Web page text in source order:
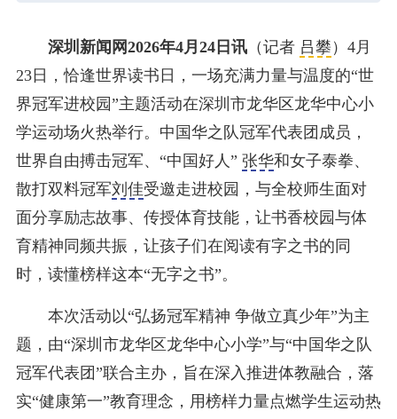
深圳新闻网2026年4月24日讯（记者 吕攀）4月
23日，恰逢世界读书日，一场充满力量与温度的“世
界冠军进校园”主题活动在深圳市龙华区龙华中心小
学运动场火热举行。中国华之队冠军代表团成员，
世界自由搏击冠军、“中国好人” 张华和女子泰拳、
散打双料冠军刘佳受邀走进校园，与全校师生面对
面分享励志故事、传授体育技能，让书香校园与体
育精神同频共振，让孩子们在阅读有字之书的同
时，读懂榜样这本“无字之书”。
本次活动以“弘扬冠军精神 争做立真少年”为主
题，由“深圳市龙华区龙华中心小学”与“中国华之队
冠军代表团”联合主办，旨在深入推进体教融合，落
实“健康第一”教育理念，用榜样力量点燃学生运动热